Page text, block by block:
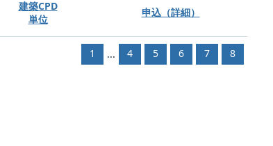
建築CPD
単位
申込（詳細）
1 ... 4 5 6 7 8